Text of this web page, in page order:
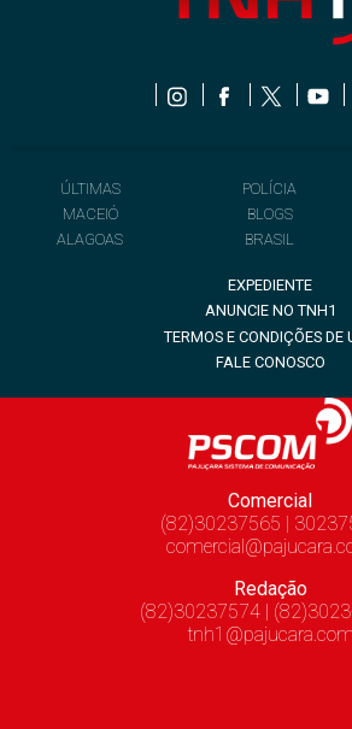
ÚLTIMAS
MACEIÓ
ALAGOAS
POLÍCIA
BLOGS
BRASIL
EXPEDIENTE
ANUNCIE NO TNH1
TERMOS E CONDIÇÕES DE
FALE CONOSCO
Comercial
(82)30237565 |
Redação
(82)30237574 |
tnh1@pajucara.com